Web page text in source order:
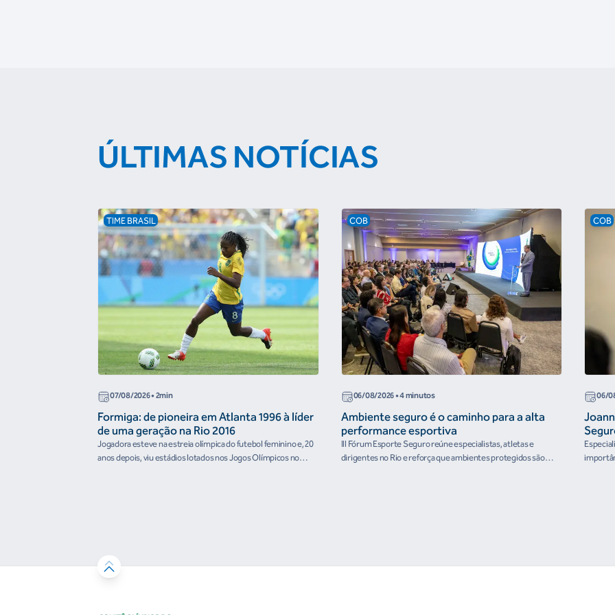
ÚLTIMAS NOTÍCIAS
TIME BRASIL
07/08/2026• 2min
Formiga: de pioneira em Atlanta 1996 à líder
de uma geração na Rio 2016
Jogadora esteve na estreia olímpica do futebol feminino e, 20
anos depois, viu estádios lotados nos Jogos Olímpicos no
COB
06/08/2026• 4 minutos
Ambiente seguro é o caminho para a alta
performance esportiva
III Fórum Esporte Seguro reúne especialistas, atletas e
dirigentes no Rio e reforça que ambientes protegidos são
COB
06/